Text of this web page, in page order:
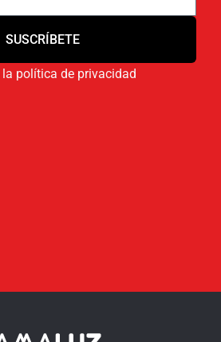
política de privacidad
SUSCRÍBETE